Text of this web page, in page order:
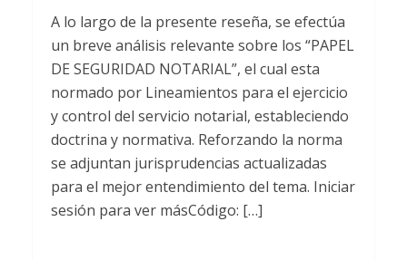
A lo largo de la presente reseña, se efectúa
un breve análisis relevante sobre los “PAPEL
DE SEGURIDAD NOTARIAL”, el cual esta
normado por Lineamientos para el ejercicio
y control del servicio notarial, estableciendo
doctrina y normativa. Reforzando la norma
se adjuntan jurisprudencias actualizadas
para el mejor entendimiento del tema. Iniciar
sesión para ver másCódigo: […]